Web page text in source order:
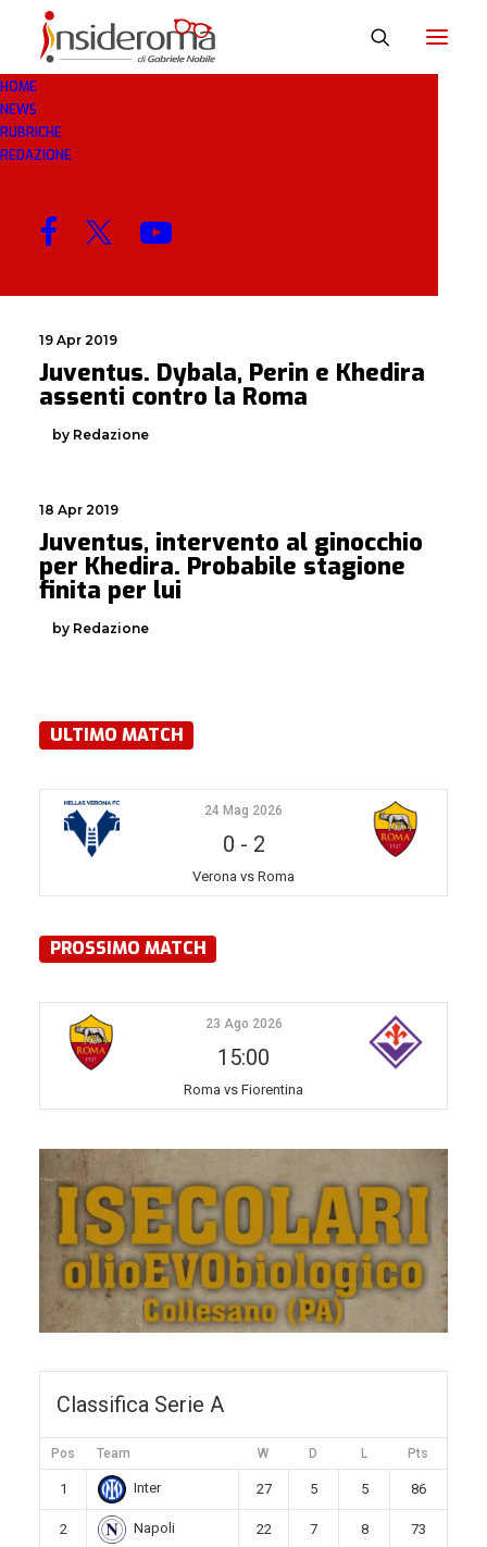
HOME
NEWS
RUBRICHE
REDAZIONE
KHEDIRA
MENU
19 Apr 2019
Juventus. Dybala, Perin e Khedira
assenti contro la Roma
by Redazione
18 Apr 2019
Juventus, intervento al ginocchio
per Khedira. Probabile stagione
finita per lui
by Redazione
ULTIMO MATCH
24 Mag 2026
0 - 2
Verona vs Roma
PROSSIMO MATCH
23 Ago 2026
15:00
Roma vs Fiorentina
Classifica Serie A
Pos Team W D L Pts
1 Inter 27 5 5 86
2 Napoli 22 7 8 73